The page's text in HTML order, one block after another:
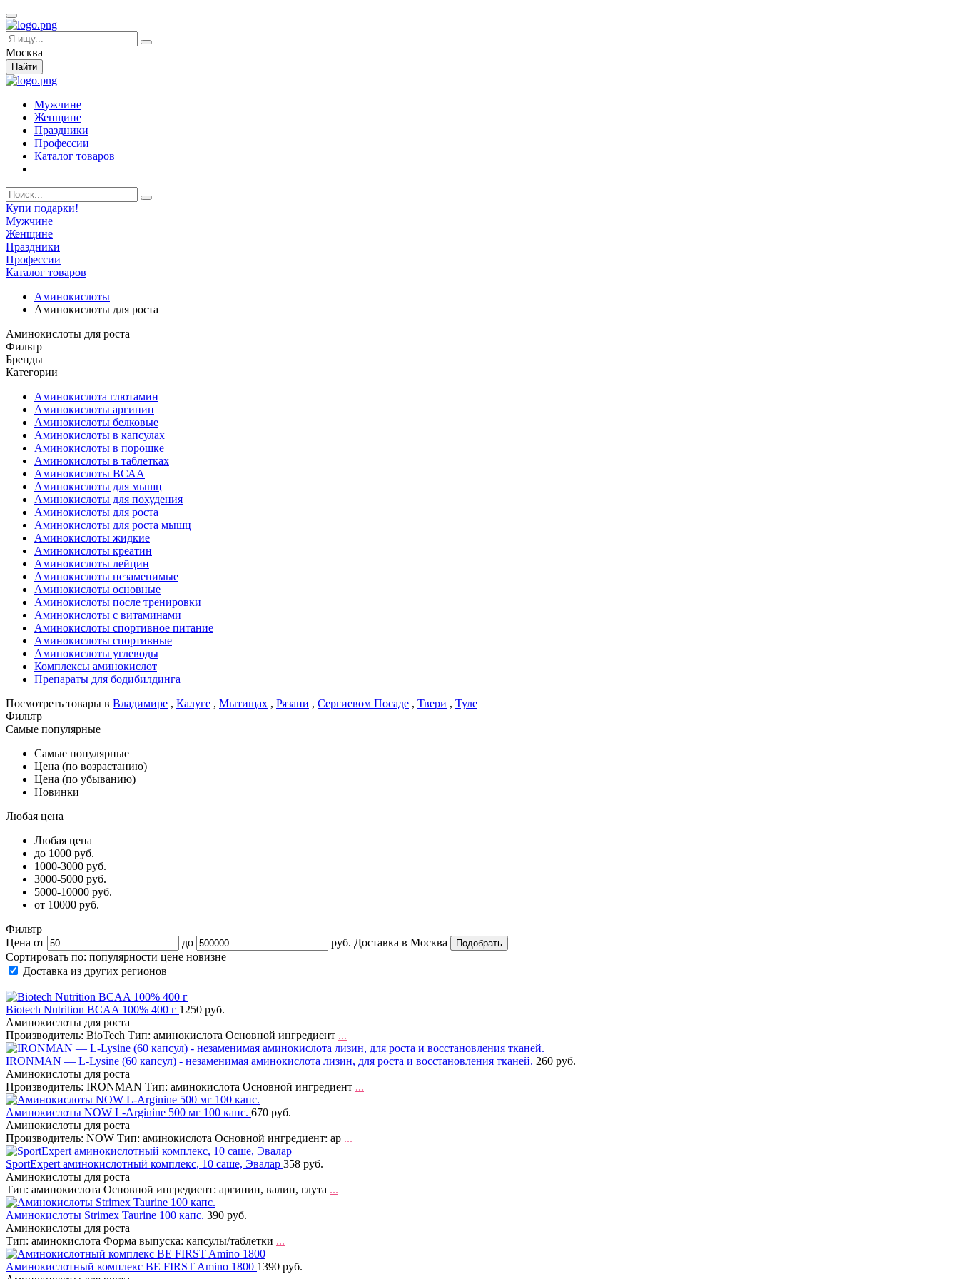
Москва
Найти
Мужчине
Женщине
Праздники
Профессии
Каталог товаров
Купи подарки!
Мужчине
Женщине
Праздники
Профессии
Каталог товаров
Аминокислоты
Аминокислоты для роста
Аминокислоты для роста
Фильтр
Бренды
Категории
Аминокислота глютамин
Аминокислоты аргинин
Аминокислоты белковые
Аминокислоты в капсулах
Аминокислоты в порошке
Аминокислоты в таблетках
Аминокислоты ВСАА
Аминокислоты для мышц
Аминокислоты для похудения
Аминокислоты для роста
Аминокислоты для роста мышц
Аминокислоты жидкие
Аминокислоты креатин
Аминокислоты лейцин
Аминокислоты незаменимые
Аминокислоты основные
Аминокислоты после тренировки
Аминокислоты с витаминами
Аминокислоты спортивное питание
Аминокислоты спортивные
Аминокислоты углеводы
Комплексы аминокислот
Препараты для бодибилдинга
Посмотреть товары в Владимире , Калуге , Мытищах , Рязани , Сергиевом Посаде , Твери , Туле
Фильтр
Самые популярные
Самые популярные
Цена (по возрастанию)
Цена (по убыванию)
Новинки
Любая цена
Любая цена
до 1000 руб.
1000-3000 руб.
3000-5000 руб.
5000-10000 руб.
от 10000 руб.
Фильтр
Цена от
до руб. Доставка в Москва
Сортировать по: популярности цене новизне
Доставка из других регионов
Biotech Nutrition BCAA 100% 400 г 1250 руб.
Аминокислоты для роста
Производитель: BioTech Тип: аминокислота Основной ингредиент ...
IRONMAN — L-Lysine (60 капсул) - незаменимая аминокислота лизин, для роста и восстановления тканей. 260 руб.
Аминокислоты для роста
Производитель: IRONMAN Тип: аминокислота Основной ингредиент ...
Аминокислоты NOW L-Arginine 500 мг 100 капс. 670 руб.
Аминокислоты для роста
Производитель: NOW Тип: аминокислота Основной ингредиент: ар ...
SportExpert аминокислотный комплекс, 10 саше, Эвалар 358 руб.
Аминокислоты для роста
Тип: аминокислота Основной ингредиент: аргинин, валин, глута ...
Аминокислоты Strimex Taurine 100 капс. 390 руб.
Аминокислоты для роста
Тип: аминокислота Форма выпуска: капсулы/таблетки ...
Аминокислотный комплекс BE FIRST Amino 1800 1390 руб.